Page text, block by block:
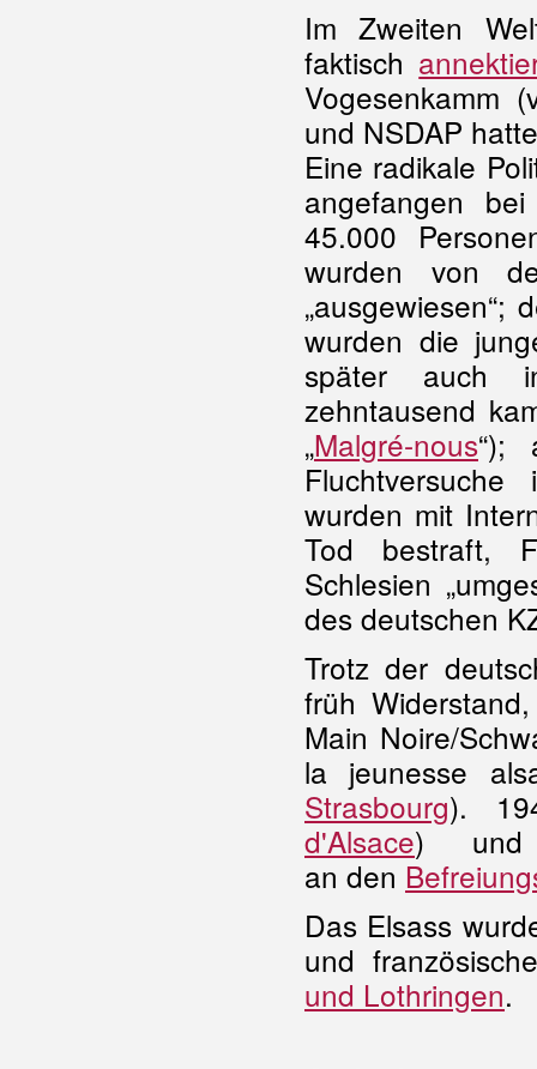
Im Zweiten
faktisch
Vogesenkamm
und NSDAP
Eine radikale
angefangen
45.000
wurden von
„ausgewiesen“;
wurden die
später
zehntausend
„Malgré-nous“);
wurden mit
Tod bestraft,
Schlesien
des deutschen
Trotz der
früh
Main Noire/
la jeunesse
Strasbourg).
d'Alsace) und
an den
Das Elsass
und
und Lothringen.